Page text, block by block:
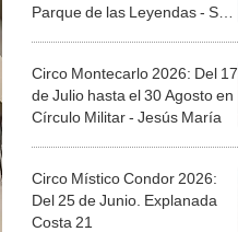
Parque de las Leyendas - San
Circo Montecarlo 2026: Del 17
de Julio hasta el 30 Agosto en
Círculo Militar - Jesús María
Circo Místico Condor 2026:
Del 25 de Junio. Explanada
Costa 21